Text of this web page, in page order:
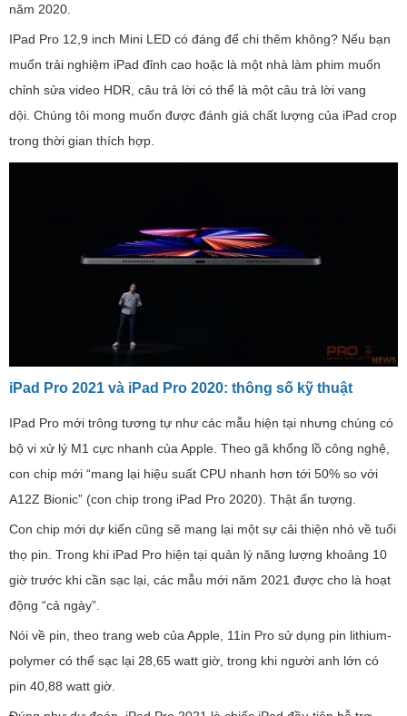
năm 2020.
IPad Pro 12,9 inch Mini LED có đáng để chi thêm không? Nếu bạn
muốn trải nghiệm iPad đỉnh cao hoặc là một nhà làm phim muốn
chỉnh sửa video HDR, câu trả lời có thể là một câu trả lời vang
dội. Chúng tôi mong muốn được đánh giá chất lượng của iPad crop
trong thời gian thích hợp.
iPad Pro 2021 và iPad Pro 2020: thông số kỹ thuật
IPad Pro mới trông tương tự như các mẫu hiện tại nhưng chúng có
bộ vi xử lý M1 cực nhanh của Apple. Theo gã khổng lồ công nghệ,
con chip mới “mang lại hiệu suất CPU nhanh hơn tới 50% so với
A12Z Bionic” (con chip trong iPad Pro 2020). Thật ấn tượng.
Con chip mới dự kiến ​​cũng sẽ mang lại một sự cải thiện nhỏ về tuổi
thọ pin. Trong khi iPad Pro hiện tại quản lý năng lượng khoảng 10
giờ trước khi cần sạc lại, các mẫu mới năm 2021 được cho là hoạt
động “cả ngày”.
Nói về pin, theo trang web của Apple, 11in Pro sử dụng pin lithium-
polymer có thể sạc lại 28,65 watt giờ, trong khi người anh lớn có
pin 40,88 watt giờ.